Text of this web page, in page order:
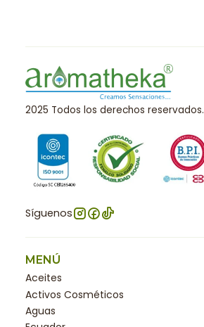
2025 Todos los derechos reservados.
Síguenos
MENÚ
Aceites
Activos Cosméticos
Aguas